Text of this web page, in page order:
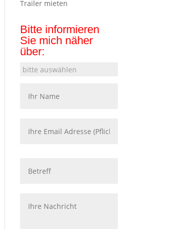
Trailer mieten
Bitte informieren
Sie mich näher
über: